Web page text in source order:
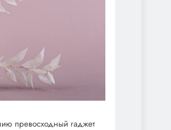
превосходный гаджет